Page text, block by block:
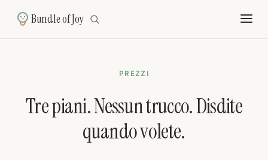
Bundle of Joy
PREZZI
Tre piani. Nessun trucco. Disdite
quando volete.